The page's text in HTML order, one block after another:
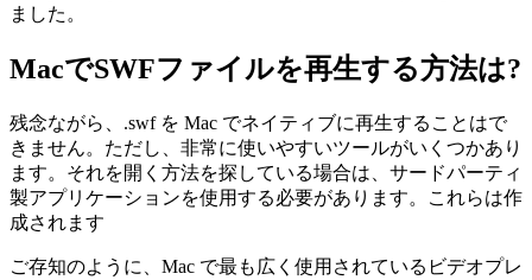
ました。
MacでSWFファイルを再生する方法は?
残念ながら、.swf を Mac でネイティブに再生することはで
きません。ただし、非常に使いやすいツールがいくつかあり
ます。それを開く方法を探している場合は、サードパーティ
製アプリケーションを使用する必要があります。これらは作
成されます
ご存知のように、Mac で最も広く使用されているビデオプレ